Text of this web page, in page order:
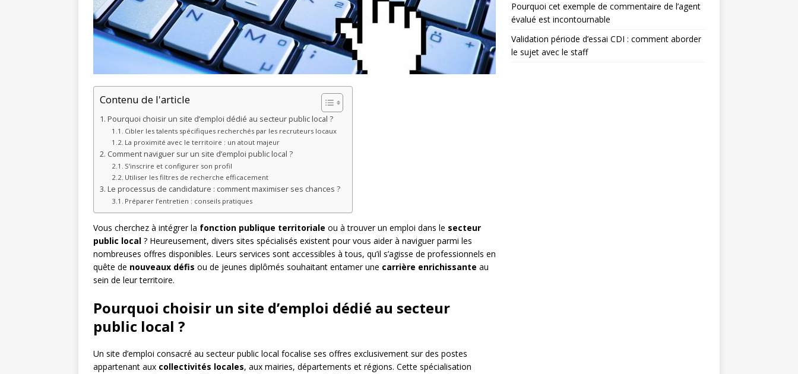
Contenu de l'article
Pourquoi choisir un site d’emploi dédié au secteur public local ?
Cibler les talents spécifiques recherchés par les recruteurs locaux
La proximité avec le territoire : un atout majeur
Comment naviguer sur un site d’emploi public local ?
S’inscrire et configurer son profil
Utiliser les filtres de recherche efficacement
Le processus de candidature : comment maximiser ses chances ?
Préparer l’entretien : conseils pratiques
Vous cherchez à intégrer la fonction publique territoriale ou à trouver un emploi dans le secteur
public local ? Heureusement, divers sites spécialisés existent pour vous aider à naviguer parmi les
nombreuses offres disponibles. Leurs services sont accessibles à tous, qu’il s’agisse de professionnels en
quête de nouveaux défis ou de jeunes diplômés souhaitant entamer une carrière enrichissante au
sein de leur territoire.
Pourquoi choisir un site d’emploi dédié au secteur
public local ?
Un site d’emploi consacré au secteur public local focalise ses offres exclusivement sur des postes
appartenant aux collectivités locales, aux mairies, départements et régions. Cette spécialisation
Pourquoi cet exemple de commentaire de l’agent
évalué est incontournable
Validation période d’essai CDI : comment aborder
le sujet avec le staff